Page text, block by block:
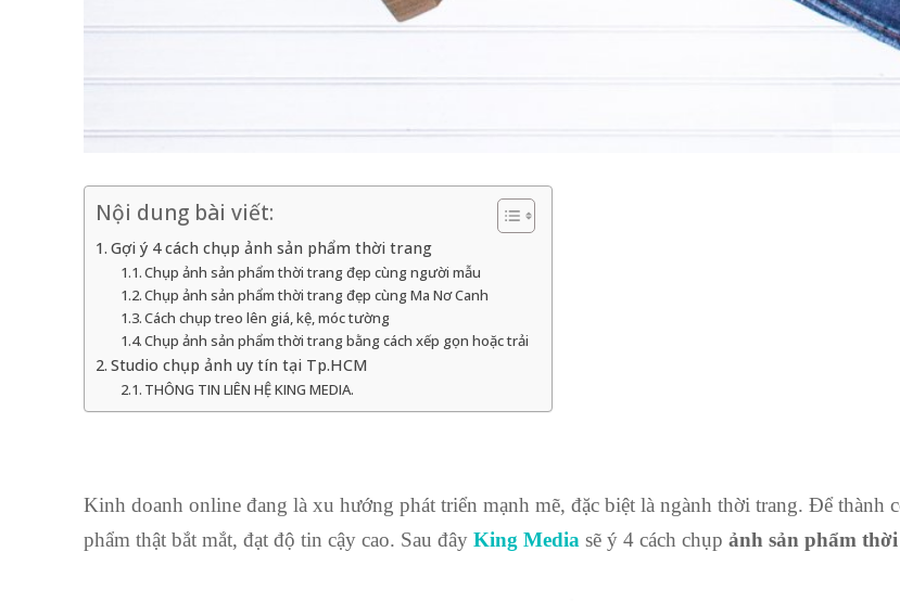
Nội dung bài viết:
Gợi ý 4 cách chụp ảnh sản phẩm thời trang
Chụp ảnh sản phẩm thời trang đẹp cùng người mẫu
Chụp ảnh sản phẩm thời trang đẹp cùng Ma Nơ Canh
Cách chụp treo lên giá, kệ, móc tường
Chụp ảnh sản phẩm thời trang bằng cách xếp gọn hoặc trải
Studio chụp ảnh uy tín tại Tp.HCM
THÔNG TIN LIÊN HỆ KING MEDIA.
Kinh doanh online đang là xu hướng phát triển mạnh mẽ, đặc biệt là ngành thời trang. Để
phẩm thật bắt mắt, đạt độ tin cậy cao. Sau đây King Media sẽ ý 4 cách chụp ảnh sản phẩm